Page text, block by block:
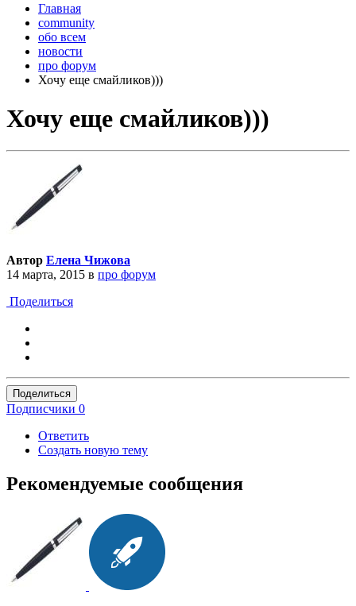
Главная
community
обо всем
новости
про форум
Хочу еще смайликов)))
Хочу еще смайликов)))
Автор Елена Чижова
14 марта, 2015 в про форум
Поделиться
Поделиться
Подписчики 0
Ответить
Создать новую тему
Рекомендуемые сообщения